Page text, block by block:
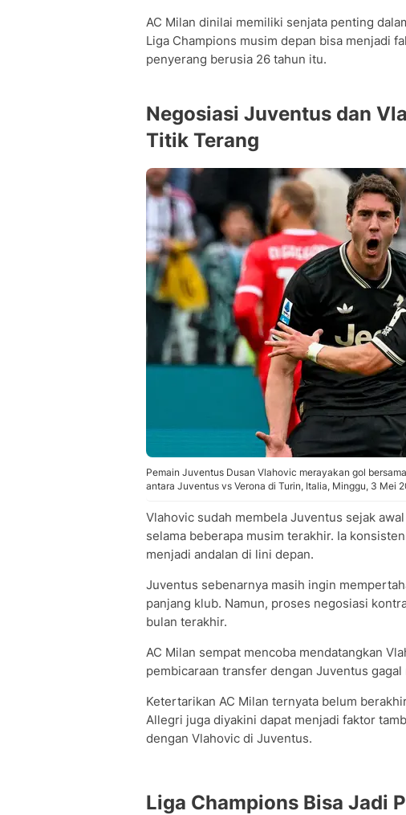
AC Milan dinilai memiliki senjata penting
Liga Champions musim depan bisa menjadi
penyerang berusia 26 tahun itu.
Negosiasi Juventus dan
Titik Terang
Pemain Juventus Dusan Vlahovic merayakan gol
antara Juventus vs Verona di Turin, Italia, Minggu, 3 Mei
Vlahovic sudah membela Juventus sejak
selama beberapa musim terakhir. Ia
menjadi andalan di lini depan.
Juventus sebenarnya masih ingin
panjang klub. Namun, proses negosiasi
bulan terakhir.
AC Milan sempat mencoba mendatangkan
pembicaraan transfer dengan Juventus gagal
Ketertarikan AC Milan ternyata belum
Allegri juga diyakini dapat menjadi faktor
dengan Vlahovic di Juventus.
Liga Champions Bisa Jadi